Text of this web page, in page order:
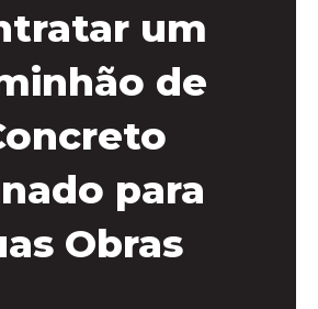
um
de
para
Obras